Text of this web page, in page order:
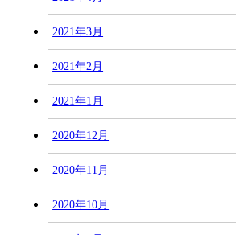
2021年3月
2021年2月
2021年1月
2020年12月
2020年11月
2020年10月